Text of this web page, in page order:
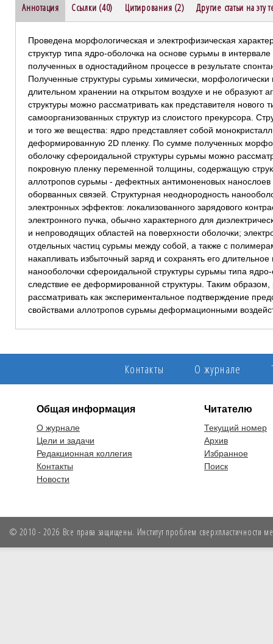
Аннотация Ссылки (40) Цитирования (2) Другие статьи на эту
Проведена морфологическая и электрофизическая
структур типа ядро-оболочка на основе сурьмы в
полученных в одностадийном процессе в результате
Полученные структуры сурьмы химически,
длительном хранении на открытом воздухе и не образуют
структуры можно рассматривать как представителя нового
самоорганизованных структур из слоистого прекурсора.
и того же вещества: ядро представляет собой
деформированную 2D пленку. По сумме полученных
оболочку сфероидальной структуры сурьмы можно
покровную пленку переменной толщины, содержащую
аллотропов сурьмы - дефектных антимоненовых
оборванных связей. Структурная неоднородность
электронных эффектов: локализованного зарядового
электронного пучка, обычно характерного для
и непроводящих областей на поверхности оболочки;
отдельных частиц сурьмы между собой, а также с
накапливать избыточный заряд и сохранять его
нанооболочки сфероидальной структуры сурьмы типа
следствие ее деформированной структуры. Таким
рассматривать как экспериментальное подтверждение
свойствами аллотропов сурьмы деформационными
Контакты О журнале
Общая информация
О журнале
Цели и задачи
Редакционная коллегия
Контакты
Новости
Читателю
Текущий номер
Архив
Избранное
Поиск
© 2010 - 2026 Все права защищены. Институт проблем сверхпластичности